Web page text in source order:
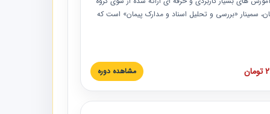
سمینار «بررسی و تحلیل اسناد و مدارک پیمان» است که
این خصوص ارائه شده است.
مشاهده دوره